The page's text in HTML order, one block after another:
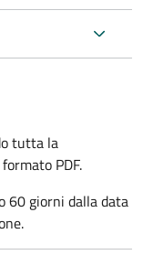
tutta la
PDF.
60 giorni dalla data